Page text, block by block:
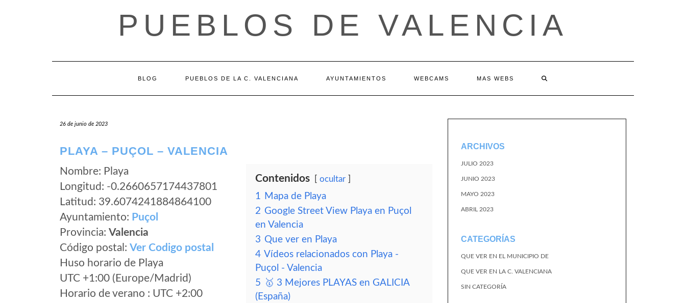
PUEBLOS DE VALENCIA
BLOG PUEBLOS DE LA C. VALENCIANA AYUNTAMIENTOS WEBCAMS MAS WEBS
26 de junio de 2023
PLAYA – PUÇOL – VALENCIA
Nombre: Playa
Longitud: -0.2660657174437801
Latitud: 39.6074241884864100
Ayuntamiento: Puçol
Provincia: Valencia
Código postal: Ver Codigo postal
Huso horario de Playa
UTC +1:00 (Europe/Madrid)
Horario de verano : UTC +2:00
Contenidos ocultar
1 Mapa de Playa
2 Google Street View Playa en Puçol
en Valencia
3 Que ver en Playa
4 Vídeos relacionados con Playa -
Puçol - Valencia
5 🥇 3 Mejores PLAYAS en GALICIA
(España)
ARCHIVOS
JULIO 2023
JUNIO 2023
MAYO 2023
ABRIL 2023
CATEGORÍAS
QUE VER EN EL MUNICIPIO DE
QUE VER EN LA C. VALENCIANA
SIN CATEGORÍA